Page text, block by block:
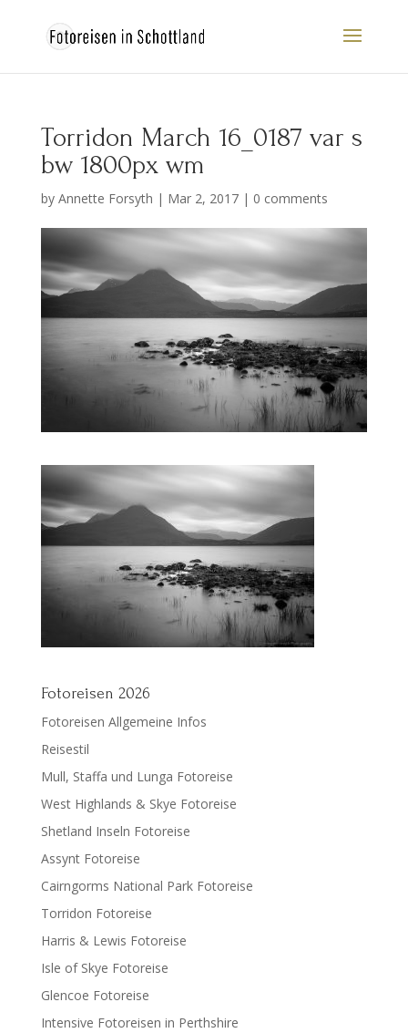
Torridon March 16_0187 var s
bw 1800px wm
by Annette Forsyth | Mar 2, 2017| 0 comments
Fotoreisen 2026
Fotoreisen Allgemeine Infos
Reisestil
Mull, Staffa und Lunga Fotoreise
West Highlands & Skye Fotoreise
Shetland Inseln Fotoreise
Assynt Fotoreise
Cairngorms National Park Fotoreise
Torridon Fotoreise
Harris & Lewis Fotoreise
Isle of Skye Fotoreise
Glencoe Fotoreise
Intensive Fotoreisen in Perthshire